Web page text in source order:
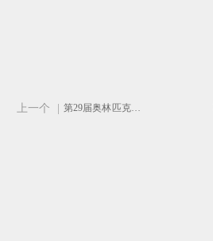
上一个 第29届奥林匹克运动会奖状-浅灰色